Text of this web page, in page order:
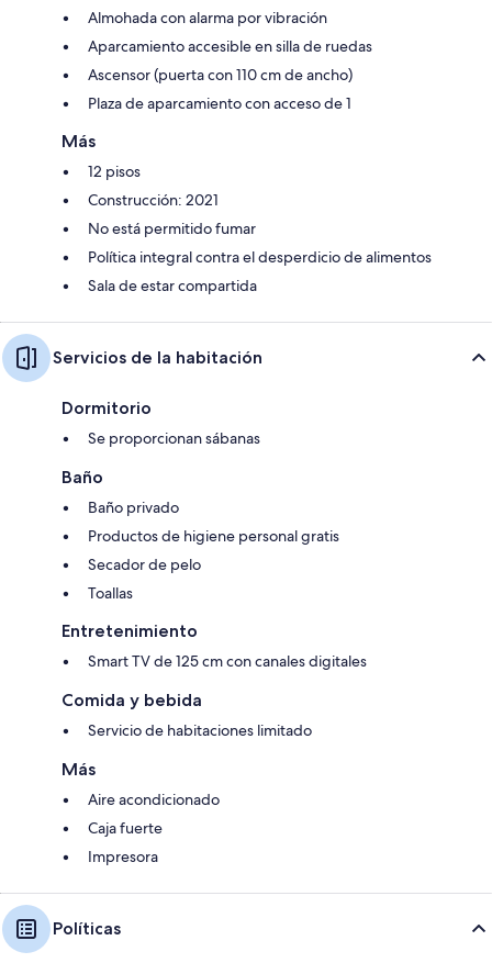
Almohada con alarma por vibración
Aparcamiento accesible en silla de ruedas
Ascensor (puerta con 110 cm de ancho)
Plaza de aparcamiento con acceso de 1
Más
12 pisos
Construcción: 2021
No está permitido fumar
Política integral contra el desperdicio de alimentos
Sala de estar compartida
Servicios de la habitación
Dormitorio
Se proporcionan sábanas
Baño
Baño privado
Productos de higiene personal gratis
Secador de pelo
Toallas
Entretenimiento
Smart TV de 125 cm con canales digitales
Comida y bebida
Servicio de habitaciones limitado
Más
Aire acondicionado
Caja fuerte
Impresora
Políticas